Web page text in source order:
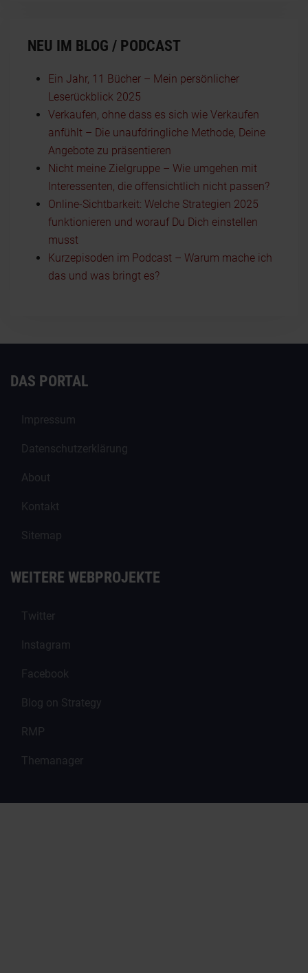
NEU IM BLOG / PODCAST
Ein Jahr, 11 Bücher – Mein persönlicher
Leserückblick 2025
Verkaufen, ohne dass es sich wie Verkaufen
anfühlt – Die unaufdringliche Methode, Deine
Angebote zu präsentieren
Nicht meine Zielgruppe – Wie umgehen mit
Interessenten, die offensichtlich nicht passen?
Online-Sichtbarkeit: Welche Strategien 2025
funktionieren und worauf Du Dich einstellen
musst
Kurzepisoden im Podcast – Warum mache ich
das und was bringt es?
DAS PORTAL
Impressum
Datenschutzerklärung
About
Kontakt
Sitemap
WEITERE WEBPROJEKTE
Twitter
Instagram
Facebook
Blog on Strategy
RMP
Themanager